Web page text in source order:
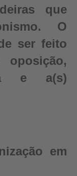
que
O
ser feito
oposição,
e a(s)
em